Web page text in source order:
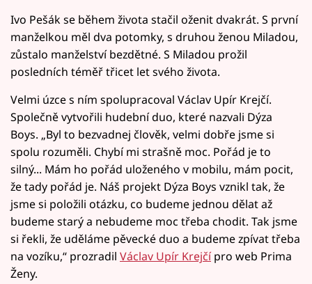
Ivo Pešák se během života stačil oženit dvakrát. S první
manželkou měl dva potomky, s druhou ženou Miladou,
zůstalo manželství bezdětné. S Miladou prožil
posledních téměř třicet let svého života.
Velmi úzce s ním spolupracoval Václav Upír Krejčí.
Společně vytvořili hudební duo, které nazvali Dýza
Boys. „Byl to bezvadnej člověk, velmi dobře jsme si
spolu rozuměli. Chybí mi strašně moc. Pořád je to
silný... Mám ho pořád uloženého v mobilu, mám pocit,
že tady pořád je. Náš projekt Dýza Boys vznikl tak, že
jsme si položili otázku, co budeme jednou dělat až
budeme starý a nebudeme moc třeba chodit. Tak jsme
si řekli, že uděláme pěvecké duo a budeme zpívat třeba
na vozíku,“ prozradil Václav Upír Krejčí pro web Prima
Ženy.